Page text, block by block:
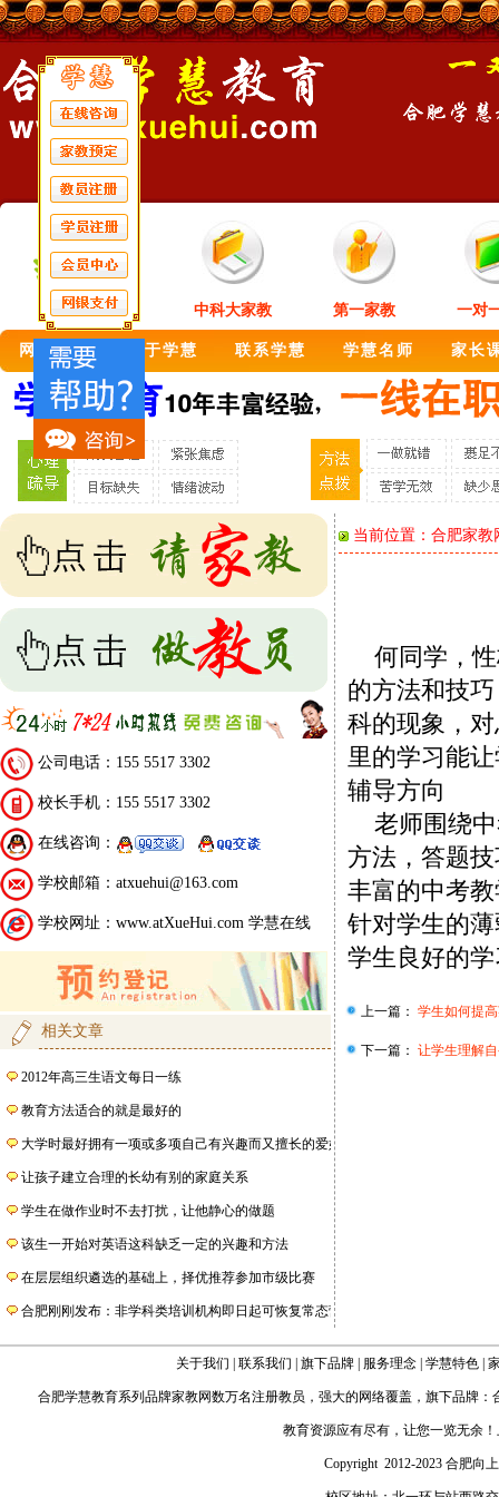
中科大家教 第一家教 一对
网站首页 关于学慧 联系学慧 学慧名师 家长
公司电话：155 5517 3302
校长手机：155 5517 3302
在线咨询：
学校邮箱：atxuehui@163.com
学校网址：www.atXueHui.com 学慧在线
相关文章
2012年高三生语文每日一练
教育方法适合的就是最好的
大学时最好拥有一项或多项自己有兴趣而又擅长的爱好
让孩子建立合理的长幼有别的家庭关系
学生在做作业时不去打扰，让他静心的做题
该生一开始对英语这科缺乏一定的兴趣和方法
在层层组织遴选的基础上，择优推荐参加市级比赛
合肥刚刚发布：非学科类培训机构即日起可恢复常态营业
当前位置： 合肥家教
何同学，性
的方法和技
科的现象，
里的学习能
辅导方向
老师围绕中
方法，答题
丰富的中考
针对学生的
学生良好的
上一篇： 学生如何提
下一篇： 让学生理解
关于我们 联系我们 旗下品牌 服务理念 学慧特色
合肥学慧教育系列品牌家教网数万名注册教员，强大的网络覆盖，旗下品牌：
教育资源应有尽有，让您一览无余
Copyright 2012-2023 合肥向